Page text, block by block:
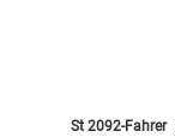
St 2092-Fahrer